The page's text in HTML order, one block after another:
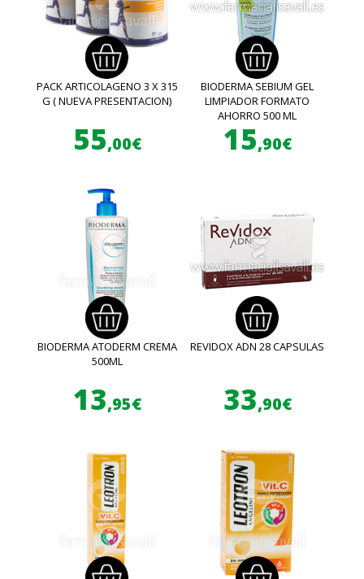
PACK ARTICOLAGENO 3 X 315
G ( NUEVA PRESENTACION)
55,00€
BIODERMA SEBIUM GEL
LIMPIADOR FORMATO
AHORRO 500 ML
15,90€
BIODERMA ATODERM CREMA
500ML
13,95€
REVIDOX ADN 28 CAPSULAS
33,90€